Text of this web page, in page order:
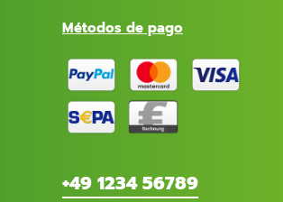
Métodos de pago
+49 1234 56789